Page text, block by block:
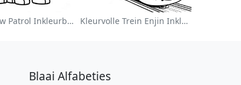
Chase Paw Patrol Inkleurblad Kleurvolle Trein Enjin Inkleurblad
Blaai Alfabeties